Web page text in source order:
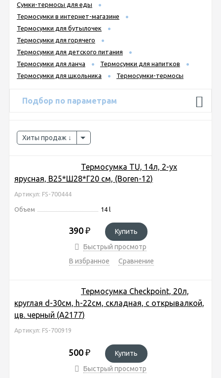
Сумки-термосы для еды
Термосумки в интернет-магазине
Термосумки для бутылочек
Термосумки для горячего
Термосумки для детского питания
Термосумки для ланча
Термосумки для напитков
Термосумки для школьника
Термосумки-термосы
Подбор по параметрам
Хиты продаж
Термосумка TU, 14л, 2-ух
ярусная, В25*Ш28*Г20 см, (Boren-12)
Артикул: FS-700444
Объем 14 l
390 ₽
Купить
Быстрый просмотр
В избранное
Сравнение
Термосумка Checkpoint, 20л,
круглая d-30см, h-22см, складная, с открывалкой,
цв. черный (A2177)
Артикул: FS-700919
500 ₽
Купить
Быстрый просмотр